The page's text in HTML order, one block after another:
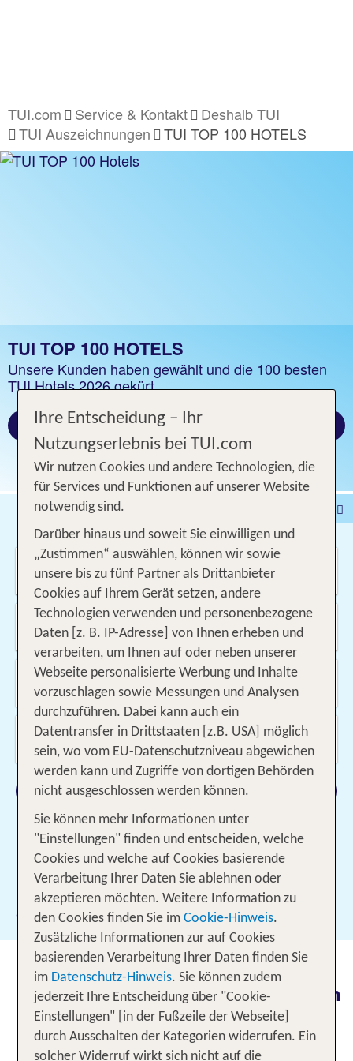
TUI.com Service & Kontakt
Deshalb TUI
TUI Auszeichnungen
TUI TOP 100 HOTELS
TUI TOP 100 HOTELS
Unsere Kunden haben gewählt und die 100 besten
TUI Hotels 2026 gekürt.
Alle Gewinner Hotels
Pauschalreise
DEALS
Flug Ferienhaus
Mietwagen
Kreuzfahrten
Rundreisen Ausflüge
Privattransfer
Zusatzleistungen
Wo soll es hin gehen?
Von wo?
Beliebig
Wann & wie lange?
09.08.2026 - 04.12.2026, 1 Woche
Wer reist mit?
2 Erwachsene
Suchen
1 Filter hinzugefügt
Gewählte Filter: 1843
TUI TOP 100: Die 100 besten TUI
Hotels 2026, gewählt von unseren
Kunden
TUI Top 100 Hotel ist die höchste Auszeichnung,
Ihre Entscheidung – Ihr
Nutzungserlebnis bei TUI.com
Wir nutzen Cookies und andere Technologien, die
für Services und Funktionen auf unserer Website
notwendig sind.
Darüber hinaus und soweit Sie einwilligen und
„Zustimmen“ auswählen, können wir sowie
unsere bis zu fünf Partner als Drittanbieter
Cookies auf Ihrem Gerät setzen, andere
Technologien verwenden und personenbezogene
Daten [z. B. IP-Adresse] von Ihnen erheben und
verarbeiten, um Ihnen auf oder neben unserer
Webseite personalisierte Werbung und Inhalte
vorzuschlagen sowie Messungen und Analysen
durchzuführen. Dabei kann auch ein
Datentransfer in Drittstaaten [z.B. USA] möglich
sein, wo vom EU-Datenschutzniveau abgewichen
werden kann und Zugriffe von dortigen Behörden
nicht ausgeschlossen werden können.
Sie können mehr Informationen unter
"Einstellungen" finden und entscheiden, welche
Cookies und welche auf Cookies basierende
Verarbeitung Ihrer Daten Sie ablehnen oder
akzeptieren möchten. Weitere Information zu
den Cookies finden Sie im Cookie-Hinweis.
Zusätzliche Informationen zur auf Cookies
basierenden Verarbeitung Ihrer Daten finden Sie
im Datenschutz-Hinweis. Sie können zudem
jederzeit Ihre Entscheidung über "Cookie-
Einstellungen" [in der Fußzeile der Webseite]
durch Ausschalten der Kategorien widerrufen. Ein
solcher Widerruf wirkt sich nicht auf die